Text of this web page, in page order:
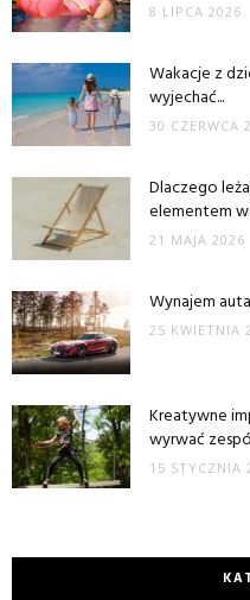
8 LIPCA 2026
Wakacje z
wyjechać...
30 CZERWCA
Dlaczego
elementem
21 MAJA 2026
Wynajem
25 KWIETNIA
Kreatywne
wyrwać
15 STYCZNIA